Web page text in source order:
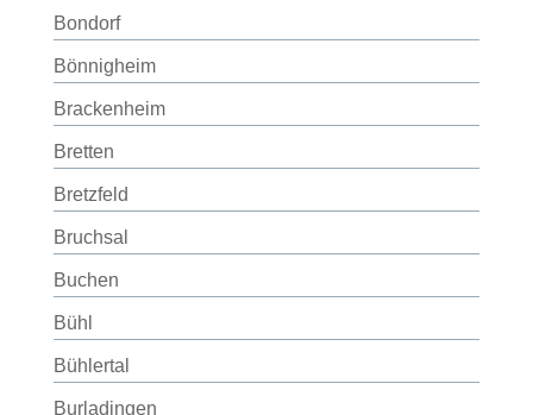
Bondorf
Bönnigheim
Brackenheim
Bretten
Bretzfeld
Bruchsal
Buchen
Bühl
Bühlertal
Burladingen